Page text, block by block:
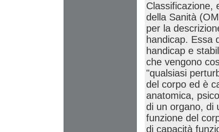
Classificazione,
della Sanità
per la
handicap. Essa
handicap e
che vengono
"qualsiasi
del corpo ed è
anatomica,
di un organo, di
funzione del
di capacità